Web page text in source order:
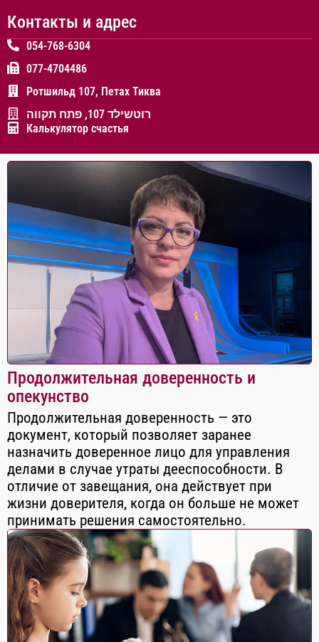
Контакты и адрес
054-768-6304
077-4704486
Ротшильд 107, Петах Тиква
רוטשילד 107, פתח תקווה
Калькулятор счастья
Продолжительная доверенность и
опекунство
Продолжительная доверенность — это
документ, который позволяет заранее
назначить доверенное лицо для управления
делами в случае утраты дееспособности. В
отличие от завещания, она действует при
жизни доверителя, когда он больше не может
принимать решения самостоятельно.